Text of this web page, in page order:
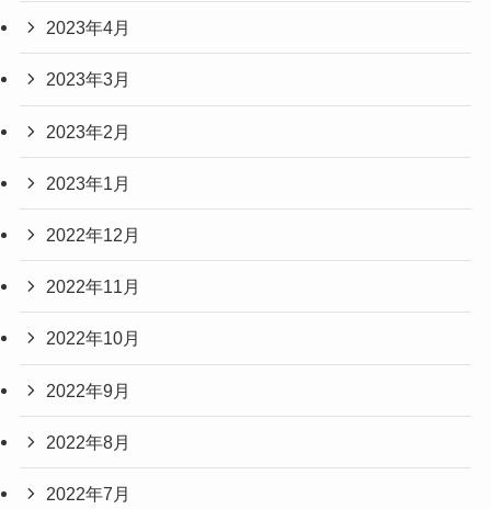
2023年4月
2023年3月
2023年2月
2023年1月
2022年12月
2022年11月
2022年10月
2022年9月
2022年8月
2022年7月